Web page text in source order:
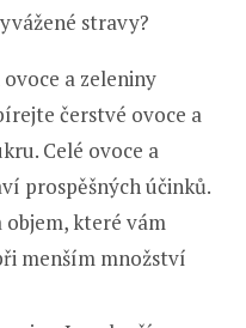
stravy?
a zeleniny
čerstvé ovoce a
Celé ovoce a
prospěšných účinků.
které vám
menším množství